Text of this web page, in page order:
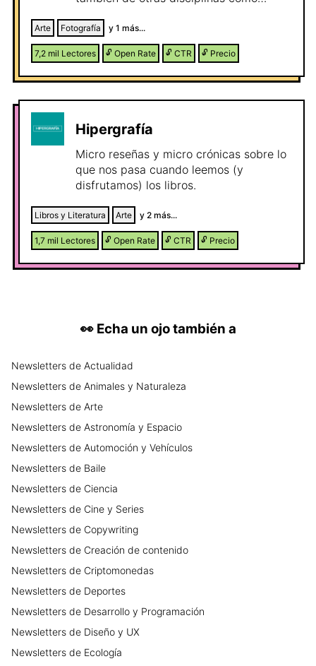
escultura, ilustración y carteles.
Arte Fotografía y 1 más...
7,2 mil Lectores 🔓 Open Rate 🔓 CTR 🔓 Precio
Hipergrafía
Micro reseñas y micro crónicas sobre lo
que nos pasa cuando leemos (y
disfrutamos) los libros.
Libros y Literatura Arte y 2 más...
1,7 mil Lectores 🔓 Open Rate 🔓 CTR 🔓 Precio
👀 Echa un ojo también a
Newsletters de Actualidad
Newsletters de Animales y Naturaleza
Newsletters de Arte
Newsletters de Astronomía y Espacio
Newsletters de Automoción y Vehículos
Newsletters de Baile
Newsletters de Ciencia
Newsletters de Cine y Series
Newsletters de Copywriting
Newsletters de Creación de contenido
Newsletters de Criptomonedas
Newsletters de Deportes
Newsletters de Desarrollo y Programación
Newsletters de Diseño y UX
Newsletters de Ecología